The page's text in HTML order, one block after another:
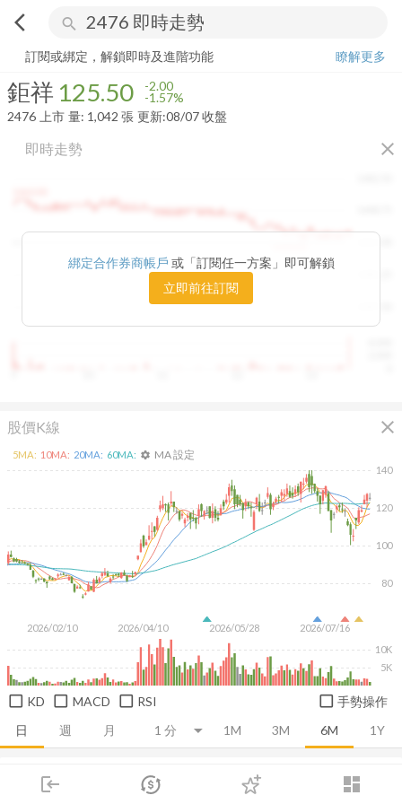
arrow_back_ios search
login dashboard
市場 登入
鉅祥 125.50 -1.57%
訂閱或綁定，解鎖即時及進階功能
瞭解更多
鉅祥 125.50 -2.00
-1.57%
2476 上市 量: 1,042 張 更新:08/07 收盤
即時走勢 close
綁定合作券商帳戶 或「訂閱任一方案」即可解鎖
立即前往訂閱
股價K線 close
日 週 月 1M 3M 6M 1Y
2026/02/10 2026/04/10 2026/05/28 2026/07/16
80
100
120
140
5K
10K
5MA: 10MA: 20MA: 60MA: settings MA 設定
KD MACD RSI 手勢操作
推薦卡片 技術面 消息面 財務報